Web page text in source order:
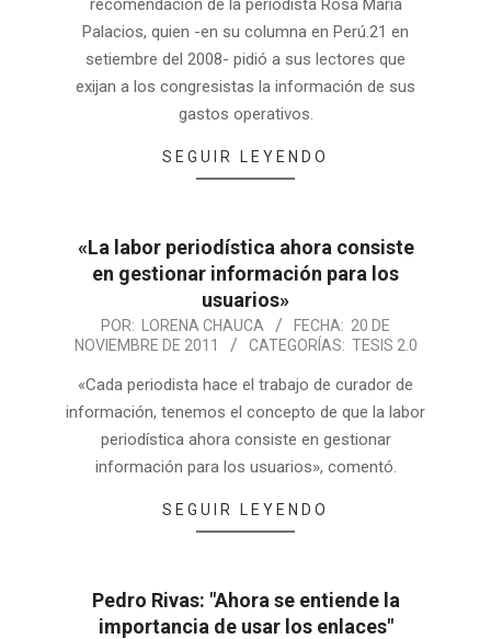
recomendación de la periodista Rosa María
Palacios, quien -en su columna en Perú.21 en
setiembre del 2008- pidió a sus lectores que
exijan a los congresistas la información de sus
gastos operativos.
SEGUIR LEYENDO
«La labor periodística ahora consiste
en gestionar información para los
usuarios»
POR: LORENA CHAUCA FECHA: 20 DE
NOVIEMBRE DE 2011
CATEGORÍAS: TESIS 2.0
«Cada periodista hace el trabajo de curador de
información, tenemos el concepto de que la labor
periodística ahora consiste en gestionar
información para los usuarios», comentó.
SEGUIR LEYENDO
Pedro Rivas: "Ahora se entiende la
importancia de usar los enlaces"